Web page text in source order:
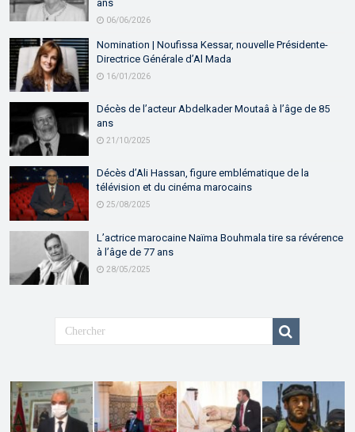
ans
06/06/2026
Nomination | Noufissa Kessar, nouvelle Présidente-
Directrice Générale d’Al Mada
16/01/2026
Décès de l’acteur Abdelkader Moutaâ à l’âge de 85
ans
21/10/2025
Décès d’Ali Hassan, figure emblématique de la
télévision et du cinéma marocains
25/08/2025
L’actrice marocaine Naïma Bouhmala tire sa révérence
à l’âge de 77 ans
28/05/2025